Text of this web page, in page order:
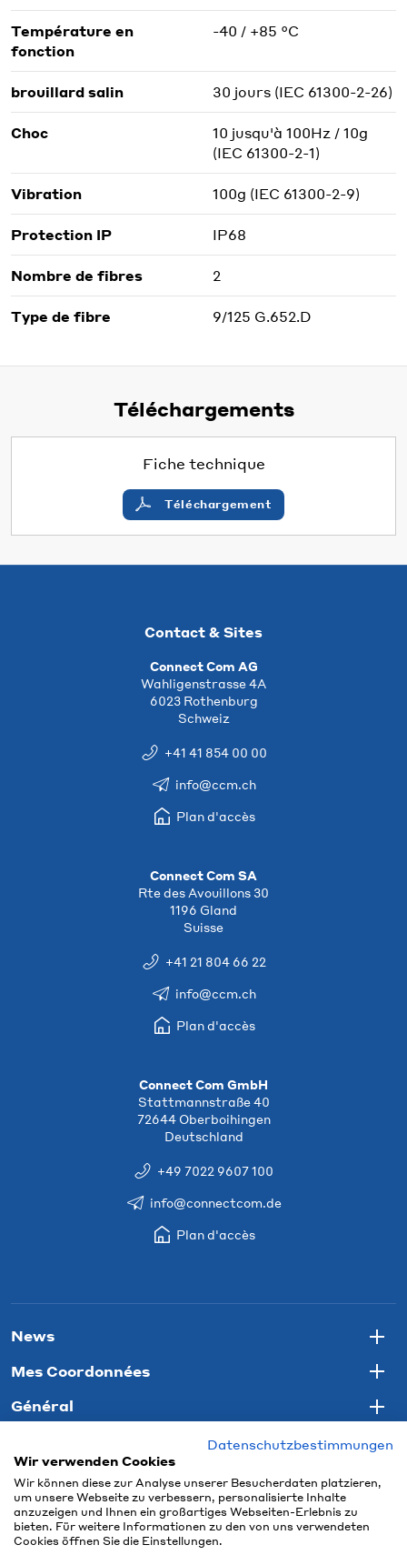
Température en
fonction
-40 / +85 °C
brouillard salin 30 jours (IEC 61300-2-26)
Choc
10 jusqu'à 100Hz / 10g
(IEC 61300-2-1)
Vibration 100g (IEC 61300-2-9)
Protection IP IP68
Nombre de fibres 2
Type de fibre 9/125 G.652.D
Téléchargements
Fiche technique
Téléchargement
Contact & Sites
Connect Com AG
Wahligenstrasse 4A
6023 Rothenburg
Schweiz
+41 41 854 00 00
info@ccm.ch
Plan d'accès
Connect Com SA
Rte des Avouillons 30
1196 Gland
Suisse
+41 21 804 66 22
info@ccm.ch
Plan d'accès
Connect Com GmbH
Stattmannstraße 40
72644 Oberboihingen
Deutschland
+49 7022 9607 100
info@connectcom.de
Plan d'accès
News
Mes Coordonnées
Général
Datenschutzbestimmungen
Wir verwenden Cookies
Wir können diese zur Analyse unserer Besucherdaten platzieren,
um unsere Webseite zu verbessern, personalisierte Inhalte
anzuzeigen und Ihnen ein großartiges Webseiten-Erlebnis zu
bieten. Für weitere Informationen zu den von uns verwendeten
Cookies öffnen Sie die Einstellungen.